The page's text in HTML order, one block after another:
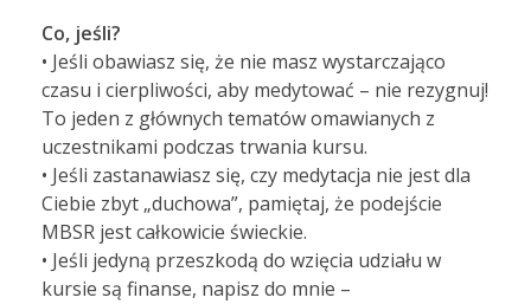
Co, jeśli?
• Jeśli obawiasz się, że nie masz wystarczająco
czasu i cierpliwości, aby medytować – nie rezygnuj!
To jeden z głównych tematów omawianych z
uczestnikami podczas trwania kursu.
• Jeśli zastanawiasz się, czy medytacja nie jest dla
Ciebie zbyt „duchowa”, pamiętaj, że podejście
MBSR jest całkowicie świeckie.
• Jeśli jedyną przeszkodą do wzięcia udziału w
kursie są finanse, napisz do mnie –